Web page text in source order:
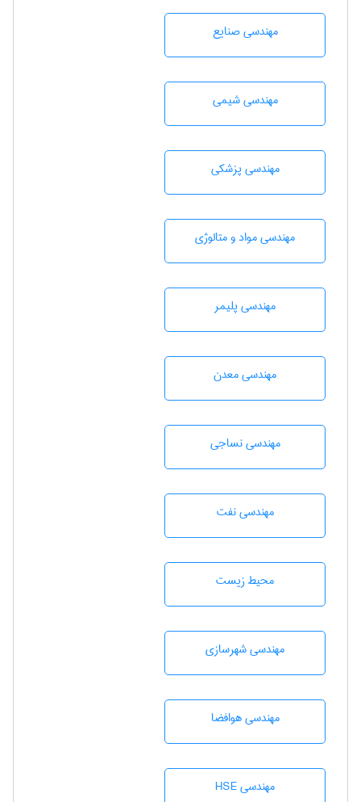
مهندسی صنايع
مهندسي شيمی
مهندسی پزشکی
مهندسی مواد و متالوژی
مهندسی پليمر
مهندسی معدن
مهندسي نساجی
مهندسی نفت
محيط زيست
مهندسی شهرسازی
مهندسی هوافضا
مهندسی HSE